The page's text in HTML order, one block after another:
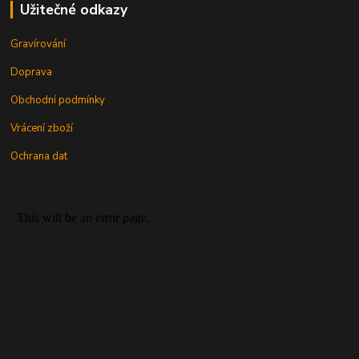
Užitečné odkazy
Gravírování
Doprava
Obchodní podmínky
Vrácení zboží
Ochrana dat